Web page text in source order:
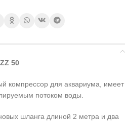
50
компрессор для аквариума, имеет
потоком воды.
шланга длиной 2 метра и два